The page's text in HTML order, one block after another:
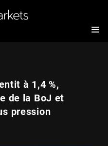
à 1,4 %,
de la BoJ et
pression